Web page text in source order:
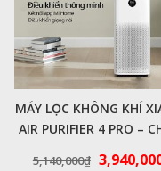
MÁY LỌC KHÔNG KHÍ
AIR PURIFIER 4 PRO –
5,140,000₫ Giá